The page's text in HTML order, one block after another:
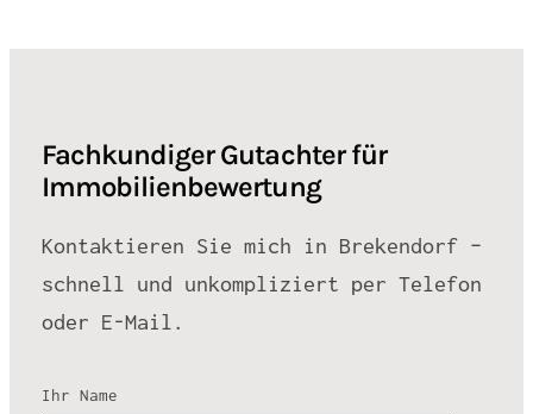
Fachkundiger Gutachter für
Immobilienbewertung
Kontaktieren Sie mich in Brekendorf –
schnell und unkompliziert per Telefon
oder E-Mail.
Ihr Name